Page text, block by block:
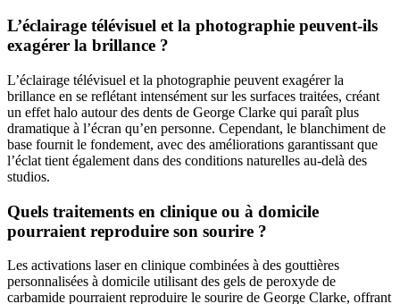
L’éclairage télévisuel et la photographie peuvent-ils
exagérer la brillance ?
L’éclairage télévisuel et la photographie peuvent exagérer la
brillance en se reflétant intensément sur les surfaces traitées, créant
un effet halo autour des dents de George Clarke qui paraît plus
dramatique à l’écran qu’en personne. Cependant, le blanchiment de
base fournit le fondement, avec des améliorations garantissant que
l’éclat tient également dans des conditions naturelles au-delà des
studios.
Quels traitements en clinique ou à domicile
pourraient reproduire son sourire ?
Les activations laser en clinique combinées à des gouttières
personnalisées à domicile utilisant des gels de peroxyde de
carbamide pourraient reproduire le sourire de George Clarke, offrant